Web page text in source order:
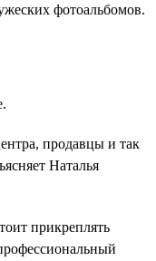
фотоальбомов.
продавцы и так
Наталья
прикреплять